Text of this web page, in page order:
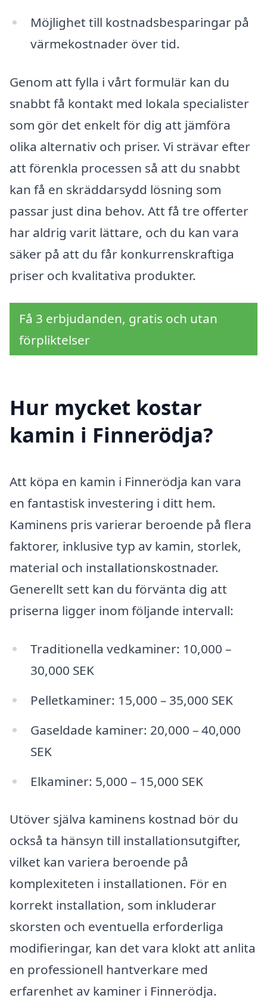
Möjlighet till kostnadsbesparingar på
värmekostnader över tid.
Genom att fylla i vårt formulär kan du
snabbt få kontakt med lokala specialister
som gör det enkelt för dig att jämföra
olika alternativ och priser. Vi strävar efter
att förenkla processen så att du snabbt
kan få en skräddarsydd lösning som
passar just dina behov. Att få tre offerter
har aldrig varit lättare, och du kan vara
säker på att du får konkurrenskraftiga
priser och kvalitativa produkter.
Få 3 erbjudanden, gratis och utan
förpliktelser
Hur mycket kostar
kamin i Finnerödja?
Att köpa en kamin i Finnerödja kan vara
en fantastisk investering i ditt hem.
Kaminens pris varierar beroende på flera
faktorer, inklusive typ av kamin, storlek,
material och installationskostnader.
Generellt sett kan du förvänta dig att
priserna ligger inom följande intervall:
Traditionella vedkaminer: 10,000 –
30,000 SEK
Pelletkaminer: 15,000 – 35,000 SEK
Gaseldade kaminer: 20,000 – 40,000
SEK
Elkaminer: 5,000 – 15,000 SEK
Utöver själva kaminens kostnad bör du
också ta hänsyn till installationsutgifter,
vilket kan variera beroende på
komplexiteten i installationen. För en
korrekt installation, som inkluderar
skorsten och eventuella erforderliga
modifieringar, kan det vara klokt att anlita
en professionell hantverkare med
erfarenhet av kaminer i Finnerödja.